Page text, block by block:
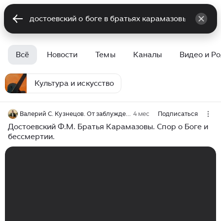
Всё Новости Темы Каналы Видео и
Культура и искусство
Валерий С. Кузнецов. От заблуждения к Истине. 4 мес Подписаться
Достоевский Ф.М. Братья Карамазовы. Спор о Боге и
бессмертии.